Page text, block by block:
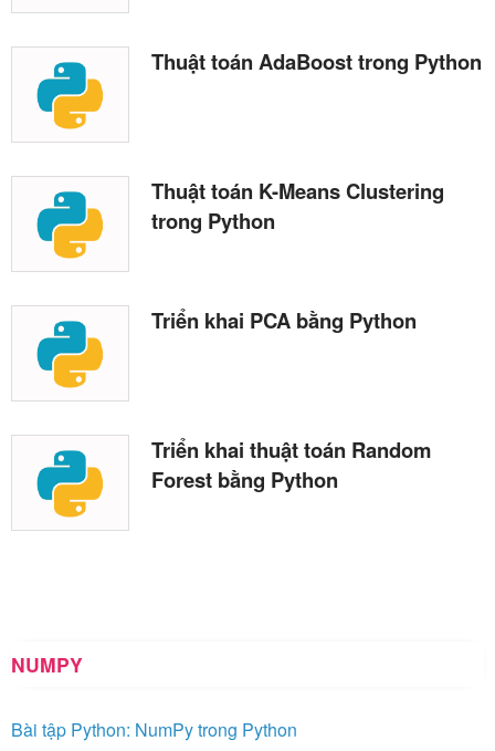
Thuật toán AdaBoost trong Python
Thuật toán K-Means Clustering
trong Python
Triển khai PCA bằng Python
Triển khai thuật toán Random
Forest bằng Python
NUMPY
Bài tập Python: NumPy trong Python